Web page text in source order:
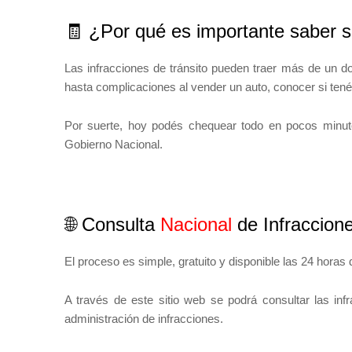
🧾 ¿Por qué es importante saber
Las infracciones de tránsito pueden traer más de un
hasta complicaciones al vender un auto, conocer si
Por suerte, hoy podés chequear todo en pocos
Gobierno Nacional.
🌐 Consulta Nacional de
El proceso es simple, gratuito y disponible las 24
A través de este sitio web se podrá consultar las
administración de infracciones.